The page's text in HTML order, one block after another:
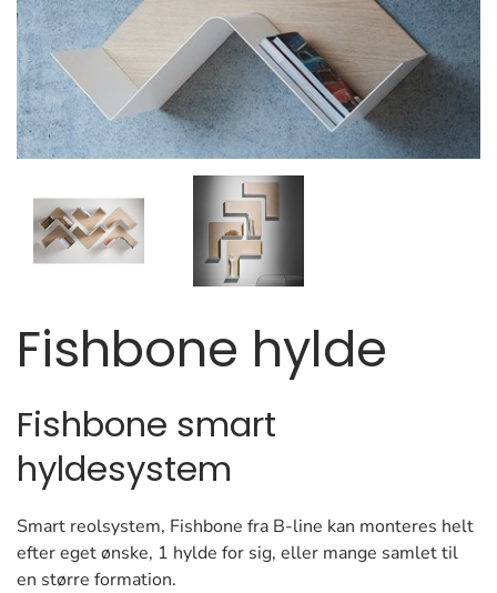
Fishbone hylde
Fishbone smart
hyldesystem
Smart reolsystem, Fishbone fra B-line kan monteres helt
efter eget ønske, 1 hylde for sig, eller mange samlet til
en større formation.